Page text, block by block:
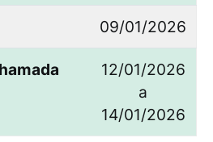
09/01/2026
12/01/2026
a
14/01/2026